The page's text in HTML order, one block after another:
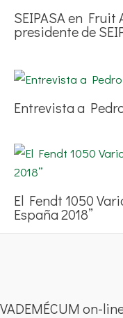
SEIPASA en
presidente de
Entrevista a
El Fendt 1050
España 2018”
VADEMÉCUM on-